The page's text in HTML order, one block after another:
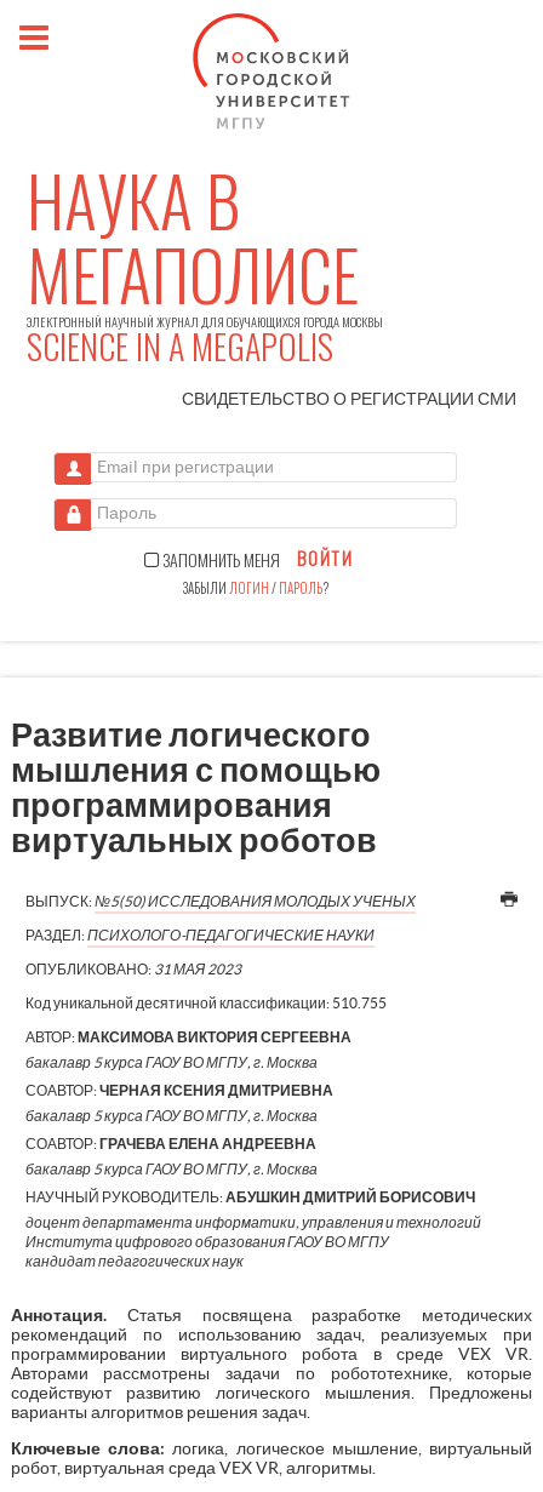
НАУКА В
МЕГАПОЛИСЕ
ЭЛЕКТРОННЫЙ НАУЧНЫЙ ЖУРНАЛ ДЛЯ ОБУЧАЮЩИХСЯ ГОРОДА МОСКВЫ
SCIENCE IN A MEGAPOLIS
СВИДЕТЕЛЬСТВО О РЕГИСТРАЦИИСМИ
Email при регистрации
Пароль
ЗАПОМНИТЬ МЕНЯ ВОЙТИ
ЗАБЫЛИ ЛОГИН/ПАРОЛЬ?
Развитие логического
мышления с помощью
программирования
виртуальных роботов
ВЫПУСК:№5(50) ИССЛЕДОВАНИЯ МОЛОДЫХ УЧЕНЫХ
РАЗДЕЛ:ПСИХОЛОГО-ПЕДАГОГИЧЕСКИЕ НАУКИ
ОПУБЛИКОВАНО: 31 МАЯ 2023
Код уникальной десятичной классификации: 510.755
АВТОР:МАКСИМОВА ВИКТОРИЯ СЕРГЕЕВНА
бакалавр 5 курса ГАОУ ВО МГПУ, г. Москва
СОАВТОР:ЧЕРНАЯ КСЕНИЯ ДМИТРИЕВНА
бакалавр 5 курса ГАОУ ВО МГПУ, г. Москва
СОАВТОР:ГРАЧЕВА ЕЛЕНА АНДРЕЕВНА
бакалавр 5 курса ГАОУ ВО МГПУ, г. Москва
НАУЧНЫЙ РУКОВОДИТЕЛЬ:АБУШКИН ДМИТРИЙ БОРИСОВИЧ
доцент департамента информатики, управления и технологий
Института цифрового образования ГАОУ ВО МГПУ
кандидат педагогических наук
Аннотация.Статья посвящена разработке методических
рекомендаций по использованию задач, реализуемых при
программировании виртуального робота в среде VEX VR.
Авторами рассмотрены задачи по робототехнике, которые
содействуют развитию логического мышления. Предложены
варианты алгоритмов решения задач.
Ключевые слова: логика, логическое мышление, виртуальный
робот, виртуальная среда VEX VR, алгоритмы.